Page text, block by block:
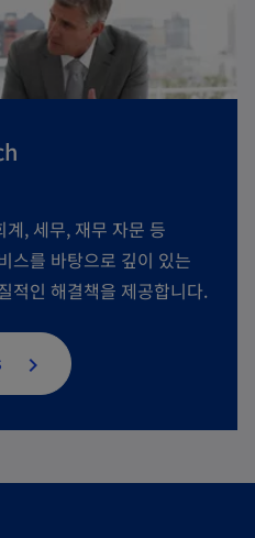
계, 세무, 재무 자문 등
스를 바탕으로 깊이 있는
적인 해결책을 제공합니다.